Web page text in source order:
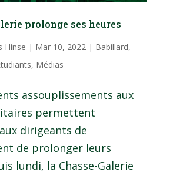
prolonge ses heures
Hinse | Mar 10, 2022| Babillard,
, Médias
assouplissements aux
permettent
dirigeants de
de prolonger leurs
lundi, la Chasse-Galerie